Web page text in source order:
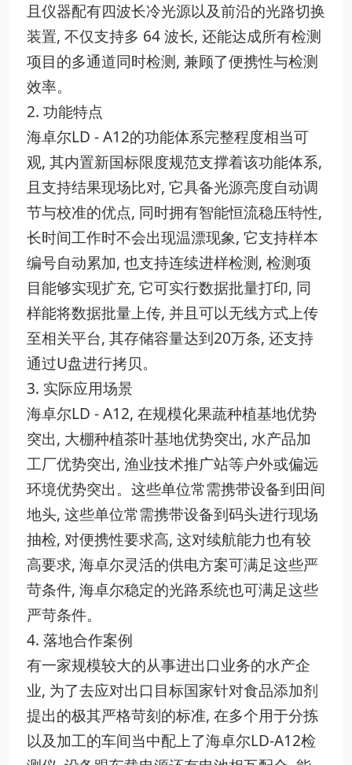
且仪器配有四波长冷光源以及前沿的光路切换
装置, 不仅支持多 64 波长, 还能达成所有检测
项目的多通道同时检测, 兼顾了便携性与检测
效率。
2. 功能特点
海卓尔LD - A12的功能体系完整程度相当可
观, 其内置新国标限度规范支撑着该功能体系,
且支持结果现场比对, 它具备光源亮度自动调
节与校准的优点, 同时拥有智能恒流稳压特性,
长时间工作时不会出现温漂现象, 它支持样本
编号自动累加, 也支持连续进样检测, 检测项
目能够实现扩充, 它可实行数据批量打印, 同
样能将数据批量上传, 并且可以无线方式上传
至相关平台, 其存储容量达到20万条, 还支持
通过U盘进行拷贝。
3. 实际应用场景
海卓尔LD - A12, 在规模化果蔬种植基地优势
突出, 大棚种植茶叶基地优势突出, 水产品加
工厂优势突出, 渔业技术推广站等户外或偏远
环境优势突出。这些单位常需携带设备到田间
地头, 这些单位常需携带设备到码头进行现场
抽检, 对便携性要求高, 这对续航能力也有较
高要求, 海卓尔灵活的供电方案可满足这些严
苛条件, 海卓尔稳定的光路系统也可满足这些
严苛条件。
4. 落地合作案例
有一家规模较大的从事进出口业务的水产企
业, 为了去应对出口目标国家针对食品添加剂
提出的极其严格苛刻的标准, 在多个用于分拣
以及加工的车间当中配上了海卓尔LD-A12检